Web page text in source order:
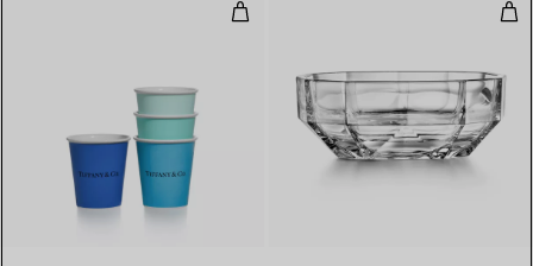
Tazze da caffè Tiffany in